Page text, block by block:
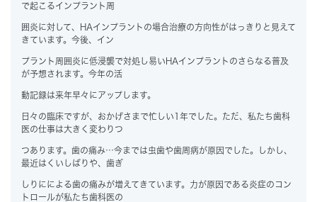
で起こるインプラント周
囲炎に対して、HAインプラントの場合治療の方向性がはっきりと見えて
きています。今後、イン
プラント周囲炎に低浸襲で対処し易いHAインプラントのさらなる普及
が予想されます。今年の活
動記録は来年早々にアップします。
日々の臨床ですが、おかげさまで忙しい1年でした。ただ、私たち歯科
医の仕事は大きく変わりつ
つあります。歯の痛み…今までは虫歯や歯周病が原因でした。しかし、
最近はくいしばりや、歯ぎ
しりにによる歯の痛みが増えてきています。力が原因である炎症のコン
トロールが私たち歯科医の